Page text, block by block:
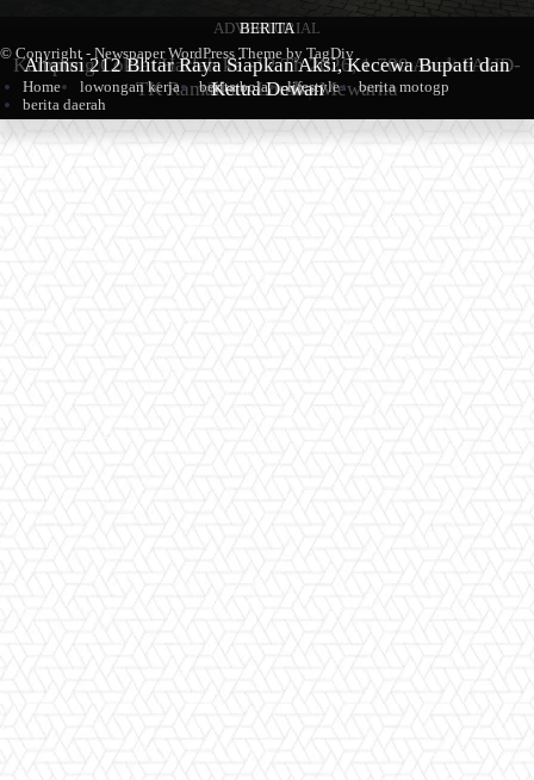
BERITA
Sambut Hari Jadi ke-702, Pemkab Blitar Resmi Buka
Blitarian Expo
ADVERTORIAL
Kampung Coklat Harlah ke -12 Th 2026, 1.700 Anak PAUD-
TK Ramaikan Lomba Mewarna
BERITA
Aliansi 212 Blitar Raya Siapkan Aksi, Kecewa Bupati dan
Ketua Dewan
© Copyright - Newspaper WordPress Theme by TagDiv
Home
lowongan kerja berita bola lifestyle
berita motogp
berita daerah